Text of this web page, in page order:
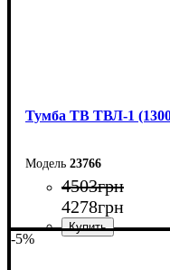
Тумба ТВ ТВЛ-1
23766
4503грн
4278грн
-5%